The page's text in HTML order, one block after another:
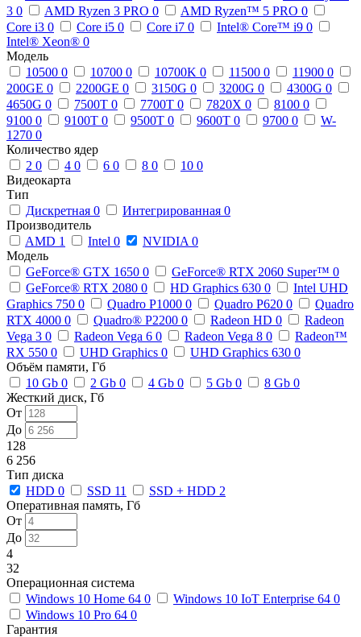
3 0 AMD Ryzen 3 PRO 0 AMD Ryzen™ 5 PRO 0
Core i3 0 Core i5 0 Core i7 0 Intel® Core™ i9 0
Intel® Xeon® 0
Модель
10500 0 10700 0 10700K 0 11500 0 11900 0
200GE 0 2200GE 0 3150G 0 3200G 0 4300G 0
4650G 0 7500T 0 7700T 0 7820X 0 8100 0
9100 0 9100T 0 9500T 0 9600T 0 9700 0
W-
1270 0
Количество ядер
2 0 4 0 6 0 8 0 10 0
Видеокарта
Тип
Дискретная 0 Интегрированная 0
Производитель
AMD 1 Intel 0 NVIDIA 0
Модель
GeForce® GTX 1650 0 GeForce® RTX 2060 Super™ 0
GeForce® RTX 2080 0 HD Graphics 630 0
Intel UHD
Graphics 750 0 Quadro P1000 0 Quadro P620 0
Quadro
RTX 4000 0 Quadro® P2200 0 Radeon HD 0
Radeon
Vega 3 0 Radeon Vega 6 0 Radeon Vega 8 0
Radeon™
RX 550 0 UHD Graphics 0 UHD Graphics 630 0
Объём памяти, Гб
10 Gb 0 2 Gb 0 4 Gb 0 5 Gb 0 8 Gb 0
Жесткий диск, Гб
От
До
128
6 256
Тип диска
HDD 0 SSD 11 SSD + HDD 2
Оперативная память, Гб
От
До
4
32
Операционная система
Windows 10 Home 64 0 Windows 10 IoT Enterprise 64 0
Windows 10 Pro 64 0
Гарантия